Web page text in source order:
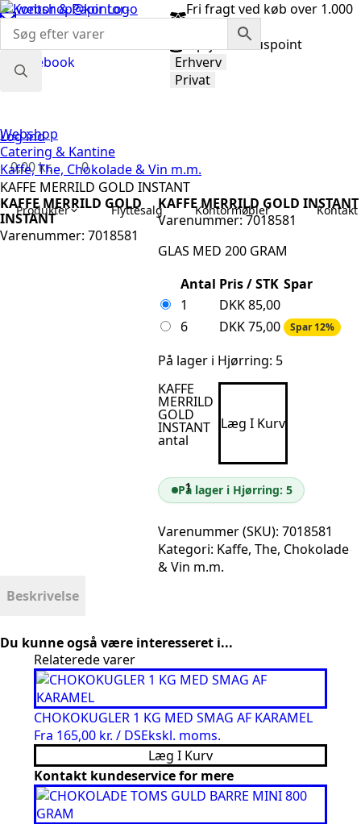
webshop@kontor-
papir.dk
98 92 33 33
Facebook
Fri fragt ved køb over 1.000
Optjen bonuspoint
Erhverv
Privat
Log ind
0,00kr. 0
Produkter Flyttesalg Kontormøbler
Webshop
Catering & Kantine
Kaffe, The, Chokolade & Vin m.m.
KAFFE MERRILD GOLD INSTANT
KAFFE MERRILD GOLD
INSTANT
Varenummer: 7018581
KAFFE MERRILD GOLD INSTANT
Varenummer: 7018581
GLAS MED 200 GRAM
Antal Pris / STK Spar
1
DKK85,00
6
DKK75,00 Spar 12%
På lager i Hjørring: 5
KAFFE
MERRILD
GOLD
INSTANT
antal
Læg I Kurv
På lager i Hjørring: 5
Varenummer (SKU):7018581
Kategori: Kaffe, The, Chokolade
& Vin m.m.
Beskrivelse
Du kunne også være interesseret i...
Relaterede varer
CHOKOKUGLER 1 KG MED SMAG AF KARAMEL
Fra 165,00 kr. / DSEkskl. moms.
Læg I Kurv
Kontakt kundeservice for mere